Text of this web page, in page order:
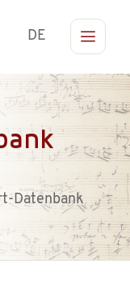
DE
Datenbank